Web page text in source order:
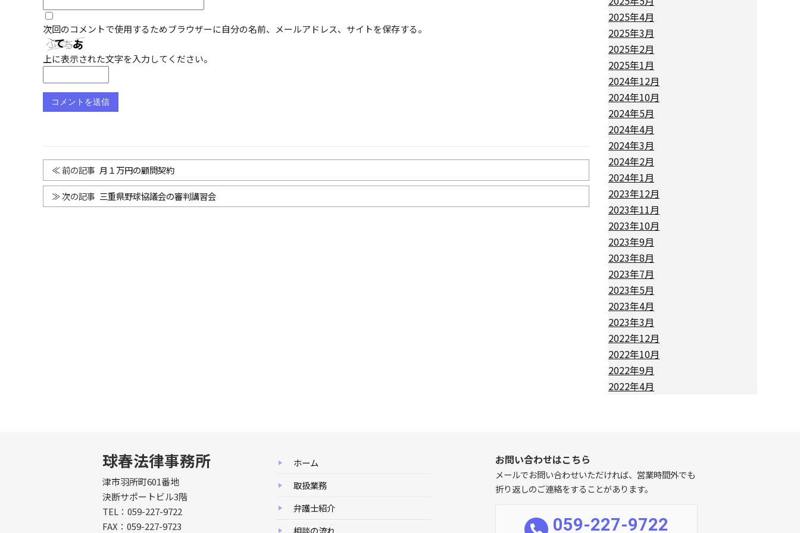
次回のコメントで使用するためブラウザーに自分の名前、メールアドレス、サイトを保存する。
上に表示された文字を入力してください。
月１万円の顧問契約
三重県野球協議会の審判講習会
2025年4月
2025年3月
2025年2月
2025年1月
2024年12月
2024年10月
2024年5月
2024年4月
2024年3月
2024年2月
2024年1月
2023年12月
2023年11月
2023年10月
2023年9月
2023年8月
2023年7月
2023年5月
2023年4月
2023年3月
2022年12月
2022年10月
2022年9月
2022年4月
球春法律事務所
津市羽所町601番地
決断サポートビル3階
TEL：059-227-9722
FAX：059-227-9723
ホーム
取扱業務
弁護士紹介
お問い合わせはこちら
メールでお問い合わせいただければ、営業時間外でも
折り返しのご連絡をすることがあります。
059-227-9722